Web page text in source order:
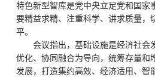
特色新型智库是党中央立足党和国家
要精益求精、注重科学、讲求质量，
平。
会议指出，基础设施是经济社会
优化、协同融合为导向，统筹存量和
发展，打造集约高效、经济适用、智